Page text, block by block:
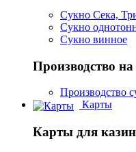
Сукно Сека,
Сукно
Сукно винное
Производство на
Производство
Карты
Карты для